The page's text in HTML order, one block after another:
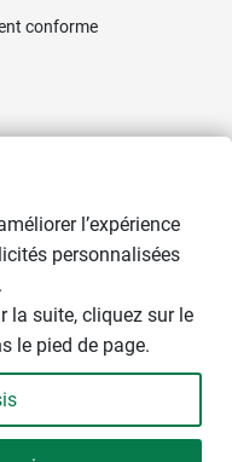
+
conforme
l’expérience
personnalisées
la suite, cliquez sur le
le pied de page.